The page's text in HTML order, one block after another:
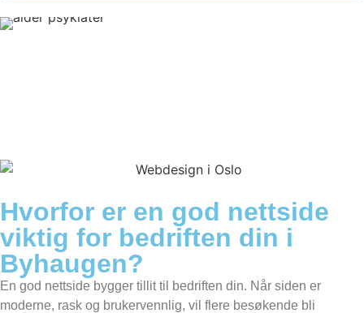
Hvorfor er en god nettside
viktig for bedriften din i
Byhaugen?
En god nettside bygger tillit til bedriften din. Når siden er
moderne, rask og brukervennlig, vil flere besøkende bli